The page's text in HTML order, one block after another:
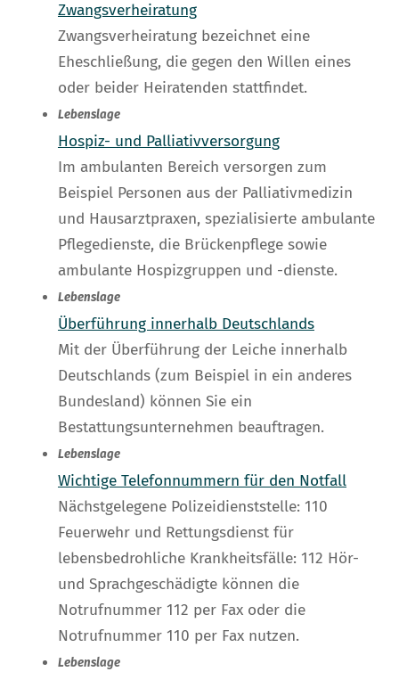
Zwangsverheiratung
Zwangsverheiratung bezeichnet eine
Eheschließung, die gegen den Willen eines
oder beider Heiratenden stattfindet.
Lebenslage
Hospiz- und Palliativversorgung
Im ambulanten Bereich versorgen zum
Beispiel Personen aus der Palliativmedizin
und Hausarztpraxen, spezialisierte ambulante
Pflegedienste, die Brückenpflege sowie
ambulante Hospizgruppen und -dienste.
Lebenslage
Überführung innerhalb Deutschlands
Mit der Überführung der Leiche innerhalb
Deutschlands (zum Beispiel in ein anderes
Bundesland) können Sie ein
Bestattungsunternehmen beauftragen.
Lebenslage
Wichtige Telefonnummern für den Notfall
Nächstgelegene Polizeidienststelle: 110
Feuerwehr und Rettungsdienst für
lebensbedrohliche Krankheitsfälle: 112 Hör-
und Sprachgeschädigte können die
Notrufnummer 112 per Fax oder die
Notrufnummer 110 per Fax nutzen.
Lebenslage